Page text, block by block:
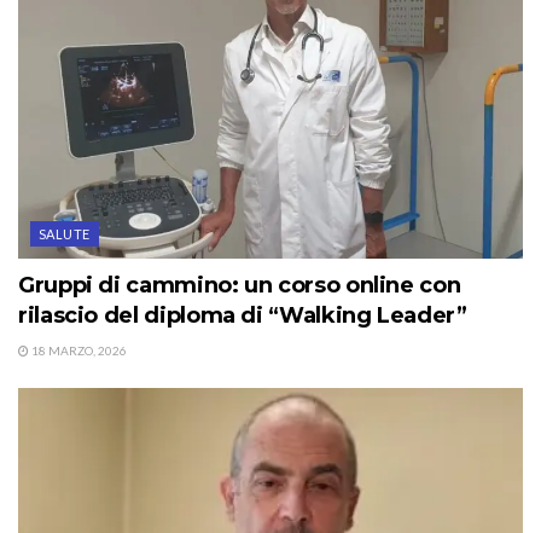
SALUTE
Gruppi di cammino: un corso online con
rilascio del diploma di “Walking Leader”
18 MARZO, 2026